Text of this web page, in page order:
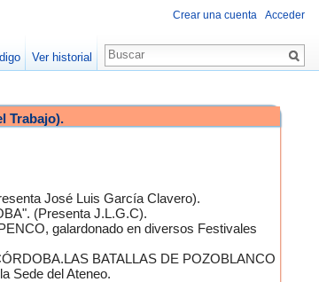
Trabajo).
José Luis García Clavero).
(Presenta J.L.G.C).
galardonado en diversos Festivales
BATALLAS DE POZOBLANCO
Sede del Ateneo.
Crear una cuenta Acceder
Ver historial